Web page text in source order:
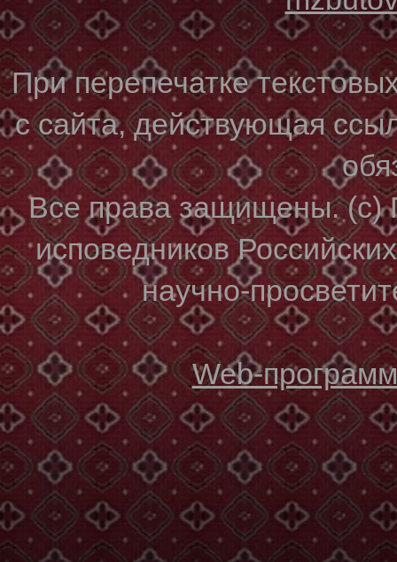
При перепечатке
с сайта, действующая
Все права защищены. (с)
исповедников
научно-
Web-